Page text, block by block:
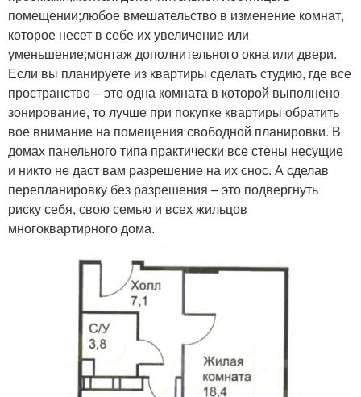
помещении;любое вмешательство в изменение комнат,
которое несет в себе их увеличение или
уменьшение;монтаж дополнительного окна или двери.
Если вы планируете из квартиры сделать студию, где все
пространство – это одна комната в которой выполнено
зонирование, то лучше при покупке квартиры обратить
вое внимание на помещения свободной планировки. В
домах панельного типа практически все стены несущие
и никто не даст вам разрешение на их снос. А сделав
перепланировку без разрешения – это подвергнуть
риску себя, свою семью и всех жильцов
многоквартирного дома.